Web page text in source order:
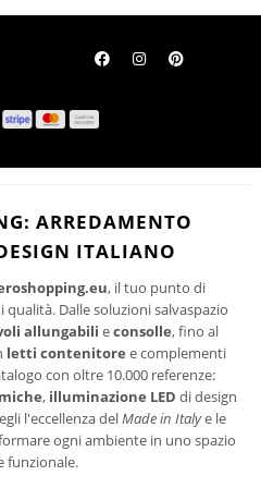
di design, promozioni riservate e
le finalità connesse all'invio delle
dei dati personali consultare laPRIVACY
ARREDAMENTO
ITALIANO
, il tuo punto di
Dalle soluzioni salvaspazio
allungabili econsolle, fino al
letti contenitore e complementi
con oltre 10.000 referenze:
, illuminazione LED di design
l'eccellenza delMade in Italye le
ogni ambiente in uno spazio
funzionale.